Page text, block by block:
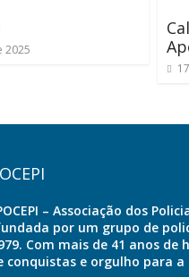
2025
– Associação dos
por um grupo de
Com mais de 41 anos
conquistas e orgulho para